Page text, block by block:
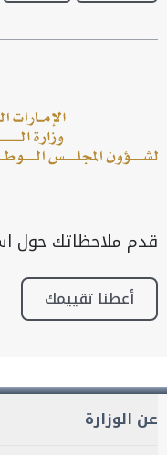
قدم ملاحظاتك حول
أعطنا تقييمك
عن الوزارة